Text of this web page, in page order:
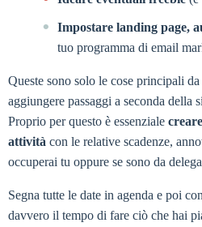
Impostare landing page,
tuo programma di email
Queste sono solo le cose principali
aggiungere passaggi a seconda della
Proprio per questo è essenziale
attività con le relative scadenze,
occuperai tu oppure se sono da
Segna tutte le date in agenda e poi
davvero il tempo di fare ciò che hai